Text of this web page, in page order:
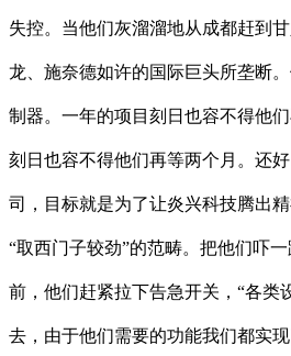
失控。当他们灰溜溜地从成都赶到
龙、施奈德如许的国际巨头所垄断
制器。一年的项目刻日也容不得他
刻日也容不得他们再等两个月。还
司，目标就是为了让炎兴科技腾出
“取西门子较劲”的范畴。把他们吓
前，他们赶紧拉下告急开关，“各类
去，由于他们需要的功能我们都实